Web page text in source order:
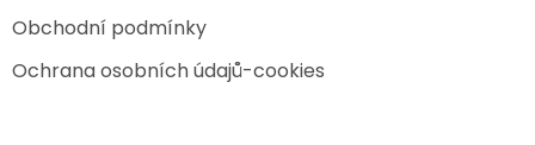
Obchodní podmínky
Ochrana osobních údajů-cookies